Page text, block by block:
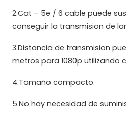
2.Cat – 5e / 6 cable puede
conseguir la transmision de
3.Distancia de transmision
metros para 1080p utilizando
4.Tamaño compacto.
5.No hay necesidad de